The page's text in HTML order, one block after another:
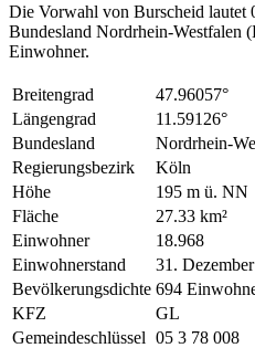
Die Vorwahl von Burscheid lautet
Bundesland Nordrhein-Westfalen
Einwohner.
Breitengrad
47.96057°
Längengrad
11.59126°
Bundesland
Nordrhein-
Regierungsbezirk
Köln
Höhe
195 m ü. NN
Fläche
27.33 km²
Einwohner
18.968
Einwohnerstand
31.
Bevölkerungsdichte 694
KFZ
GL
Gemeindeschlüssel 05 3 78 008